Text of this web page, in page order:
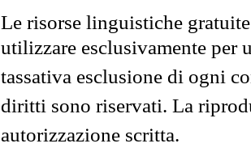
Le risorse linguistiche
utilizzare esclusivamente per
tassativa esclusione di ogni
diritti sono riservati. La
autorizzazione scritta.